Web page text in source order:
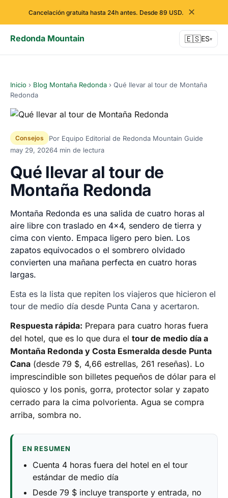
Cancelación gratuita hasta 24h antes. Desde 89 USD. ✕
Redonda Mountain 🇪🇸ES▾
Inicio › Blog Montaña Redonda › Qué llevar al tour de Montaña
Redonda
Consejos
Por Equipo Editorial de Redonda Mountain Guide
may 29, 20264 min de lectura
Qué llevar al tour de
Montaña Redonda
Montaña Redonda es una salida de cuatro horas al
aire libre con traslado en 4x4, sendero de tierra y
cima con viento. Empaca ligero pero bien. Los
zapatos equivocados o el sombrero olvidado
convierten una mañana perfecta en cuatro horas
largas.
Esta es la lista que repiten los viajeros que hicieron el
tour de medio día desde Punta Cana y acertaron.
Respuesta rápida: Prepara para cuatro horas fuera
del hotel, que es lo que dura el tour de medio día a
Montaña Redonda y Costa Esmeralda desde Punta
Cana (desde 79 $, 4,66 estrellas, 261 reseñas). Lo
imprescindible son billetes pequeños de dólar para el
quiosco y los ponis, gorra, protector solar y zapato
cerrado para la cima polvorienta. Agua se compra
arriba, sombra no.
EN RESUMEN
Cuenta 4 horas fuera del hotel en el tour
estándar de medio día
Desde 79 $ incluye transporte y entrada, no